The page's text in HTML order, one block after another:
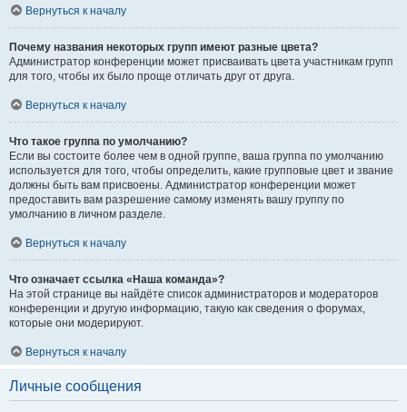
Вернуться к началу
Почему названия некоторых групп имеют разные цвета?
Администратор конференции может присваивать цвета участникам групп
для того, чтобы их было проще отличать друг от друга.
Вернуться к началу
Что такое группа по умолчанию?
Если вы состоите более чем в одной группе, ваша группа по умолчанию
используется для того, чтобы определить, какие групповые цвет и звание
должны быть вам присвоены. Администратор конференции может
предоставить вам разрешение самому изменять вашу группу по
умолчанию в личном разделе.
Вернуться к началу
Что означает ссылка «Наша команда»?
На этой странице вы найдёте список администраторов и модераторов
конференции и другую информацию, такую как сведения о форумах,
которые они модерируют.
Вернуться к началу
Личные сообщения